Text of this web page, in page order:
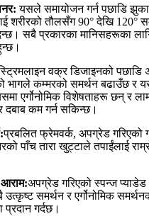
:यसले समायोजन गर्न पछाडि
शरीरको तौलसँग 90° देखि 120°
सबै प्रकारका मानिसहरूका
वक्र डिजाइनको पछाडि
भागले कम्मरको समर्थन बढाउँछ र
एर्गोनोमिक विशेषताहरू छन् र
दबाब कम गर्न सकिन्छ।
:प्रबलित फ्रेमवर्क, अपग्रेड गरिएको
पाँच तारा खुट्टाले तपाईंलाई
अपग्रेड गरिएको स्पन्ज
समर्थन र एर्गोनोमिक
प्रदान गर्दछ।